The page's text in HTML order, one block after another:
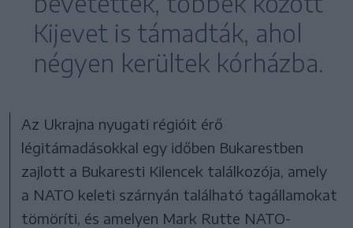
Kijevet is támadták, ahol
négyen kerültek kórházba.
Az Ukrajna nyugati régióit érő
légitámadásokkal egy időben Bukarestben
zajlott a Bukaresti Kilencek találkozója, amely
a NATO keleti szárnyán található tagállamokat
tömöríti, és amelyen Mark Rutte NATO-